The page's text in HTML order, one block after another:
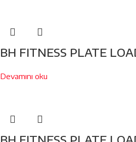
BH FITNESS PLATE
Devamını oku